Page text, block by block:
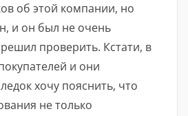
об этой компании, но
и он был не очень
проверить. Кстати, в
и они
хочу пояснить, что
не только